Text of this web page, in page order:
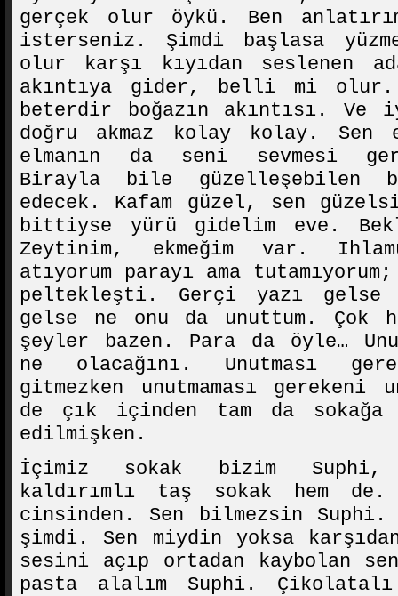
gerçek olur öykü. Ben
isterseniz. Şimdi başlasa
olur karşı kıyıdan seslenen
akıntıya gider, belli mi olur.
beterdir boğazın akıntısı.
doğru akmaz kolay kolay. Sen
elmanın da seni sevmesi
Birayla bile güzelleşebilen
edecek. Kafam güzel, sen
bittiyse yürü gidelim eve.
Zeytinim, ekmeğim var.
atıyorum parayı ama
peltekleşti. Gerçi yazı gelse
gelse ne onu da unuttum. Çok
şeyler bazen. Para da öyle…
ne olacağını. Unutması
gitmezken unutmaması
de çık içinden tam da sokağa
edilmişken.
İçimiz sokak bizim
kaldırımlı taş sokak hem
cinsinden. Sen bilmezsin Suphi.
şimdi. Sen miydin yoksa
sesini açıp ortadan kaybolan
pasta alalım Suphi.